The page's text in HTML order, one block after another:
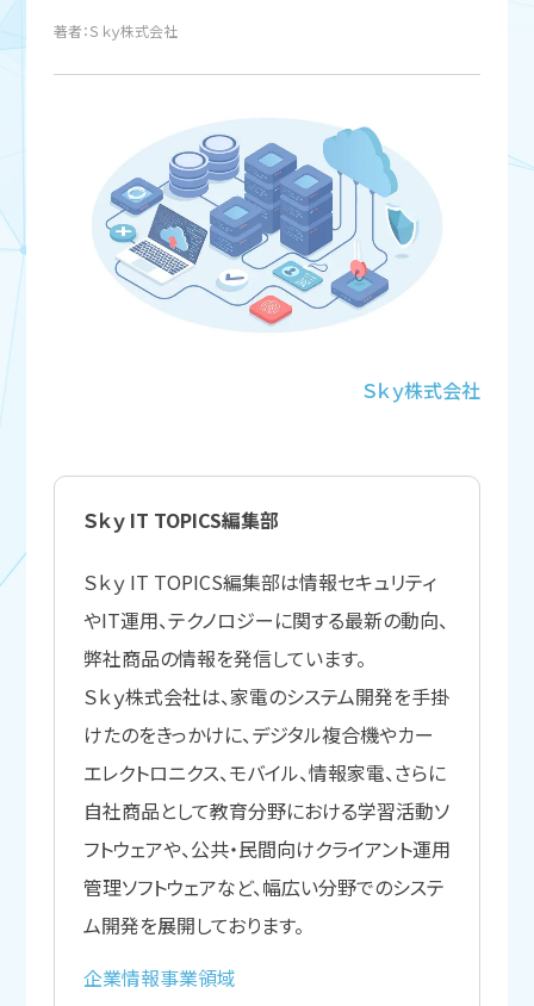
著者：Ｓｋｙ株式会社
Ｓｋｙ株式会社
Ｓｋｙ IT TOPICS編集部
Ｓｋｙ IT TOPICS編集部は情報セキュリティ
やIT運用、テクノロジーに関する最新の動向、
弊社商品の情報を発信しています。
Ｓｋｙ株式会社は、家電のシステム開発を手掛
けたのをきっかけに、デジタル複合機やカー
エレクトロニクス、モバイル、情報家電、さらに
自社商品として教育分野における学習活動ソ
フトウェアや、公共・民間向けクライアント運用
管理ソフトウェアなど、幅広い分野でのシステ
ム開発を展開しております。
企業情報事業領域